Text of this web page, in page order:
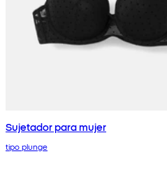
Sujetador para mujer
tipo plunge